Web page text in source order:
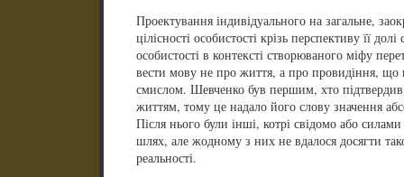
Проектування індивідуального на загальне,
цілісності особистості крізь перспективу її
особистості в контексті створюваного міфу
вести мову не про життя, а про провидіння, що
смислом. Шевченко був першим, хто підтвердив
життям, тому це надало його слову значення
Після нього були інші, котрі свідомо або
шлях, але жодному з них не вдалося досягти
реальності.